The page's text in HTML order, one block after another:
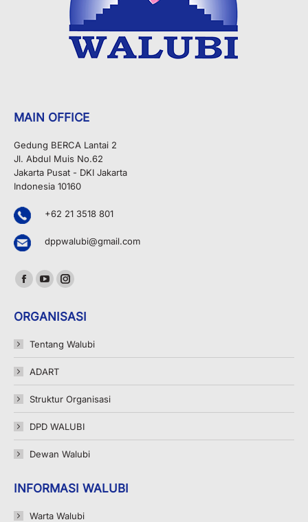
MAIN OFFICE
Gedung BERCA Lantai 2
Jl. Abdul Muis No.62
Jakarta Pusat - DKI Jakarta
Indonesia 10160
+62 21 3518 801
dppwalubi@gmail.com
Find us on:
Facebook
opens
in
new
window
YouTube
opens
in
new
window
Instagram
opens
in
new
ORGANISASI
Tentang Walubi
ADART
Struktur Organisasi
DPD WALUBI
Dewan Walubi
INFORMASI WALUBI
Warta Walubi